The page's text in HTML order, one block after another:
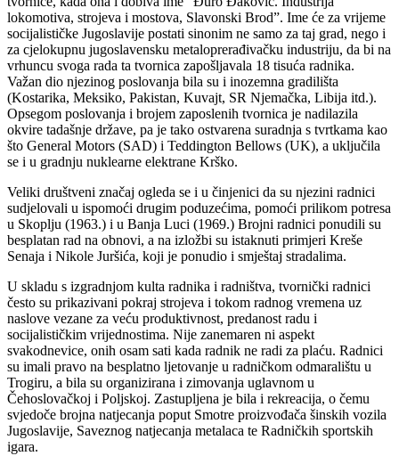
lokomotiva, strojeva i mostova, Slavonski Brod”. Ime će za vrijeme
socijalističke Jugoslavije postati sinonim ne samo za taj grad, nego i
za cjelokupnu jugoslavensku metaloprerađivačku industriju, da bi na
vrhuncu svoga rada ta tvornica zapošljavala 18 tisuća radnika.
Važan dio njezinog poslovanja bila su i inozemna gradilišta
(Kostarika, Meksiko, Pakistan, Kuvajt, SR Njemačka, Libija itd.).
Opsegom poslovanja i brojem zaposlenih tvornica je nadilazila
okvire tadašnje države, pa je tako ostvarena suradnja s tvrtkama kao
što General Motors (SAD) i Teddington Bellows (UK), a uključila
se i u gradnju nuklearne elektrane Krško.
Veliki društveni značaj ogleda se i u činjenici da su njezini radnici
sudjelovali u ispomoći drugim poduzećima, pomoći prilikom potresa
u Skoplju (1963.) i u Banja Luci (1969.) Brojni radnici ponudili su
besplatan rad na obnovi, a na izložbi su istaknuti primjeri Kreše
Senaja i Nikole Juršića, koji je ponudio i smještaj stradalima.
U skladu s izgradnjom kulta radnika i radništva, tvornički radnici
često su prikazivani pokraj strojeva i tokom radnog vremena uz
naslove vezane za veću produktivnost, predanost radu i
socijalističkim vrijednostima. Nije zanemaren ni aspekt
svakodnevice, onih osam sati kada radnik ne radi za plaću. Radnici
su imali pravo na besplatno ljetovanje u radničkom odmaralištu u
Trogiru, a bila su organizirana i zimovanja uglavnom u
Čehoslovačkoj i Poljskoj. Zastupljena je bila i rekreacija, o čemu
svjedoče brojna natjecanja poput Smotre proizvođača šinskih vozila
Jugoslavije, Saveznog natjecanja metalaca te Radničkih sportskih
igara.